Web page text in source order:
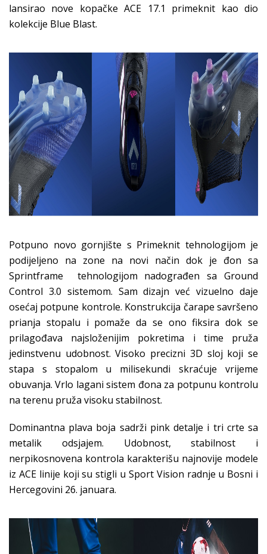
lansirao nove kopačke ACE 17.1 primeknit kao dio
kolekcije Blue Blast.
Potpuno novo gornjište s Primeknit tehnologijom je
podijeljeno na zone na novi način dok je đon sa
Sprintframe tehnologijom nadograđen sa Ground
Control 3.0 sistemom. Sam dizajn već vizuelno daje
osećaj potpune kontrole. Konstrukcija čarape savršeno
prianja stopalu i pomaže da se ono fiksira dok se
prilagođava najsloženijim pokretima i time pruža
jedinstvenu udobnost. Visoko precizni 3D sloj koji se
stapa s stopalom u milisekundi skraćuje vrijeme
obuvanja. Vrlo lagani sistem đona za potpunu kontrolu
na terenu pruža visoku stabilnost.
Dominantna plava boja sadrži pink detalje i tri crte sa
metalik odsjajem. Udobnost, stabilnost i
nerpikosnovena kontrola karakterišu najnovije modele
iz ACE linije koji su stigli u Sport Vision radnje u Bosni i
Hercegovini 26. januara.